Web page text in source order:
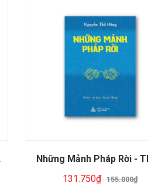
Những Mảnh Pháp Rời -
131.750₫ 155.000₫